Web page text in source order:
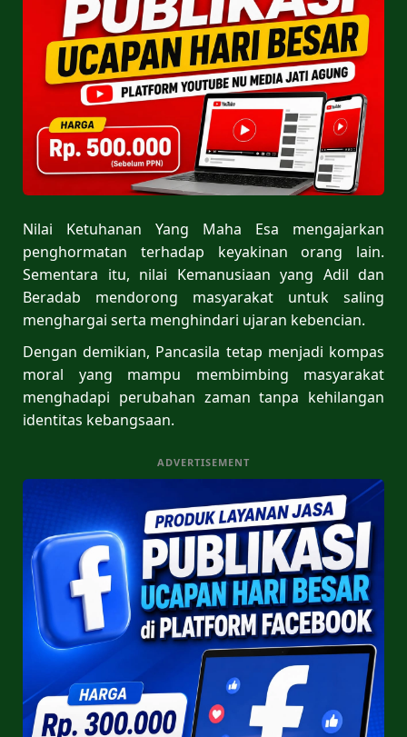
Nilai Ketuhanan Yang Maha Esa mengajarkan
penghormatan terhadap keyakinan orang lain.
Sementara itu, nilai Kemanusiaan yang Adil dan
Beradab mendorong masyarakat untuk saling
menghargai serta menghindari ujaran kebencian.
Dengan demikian, Pancasila tetap menjadi kompas
moral yang mampu membimbing masyarakat
menghadapi perubahan zaman tanpa kehilangan
identitas kebangsaan.
ADVERTISEMENT